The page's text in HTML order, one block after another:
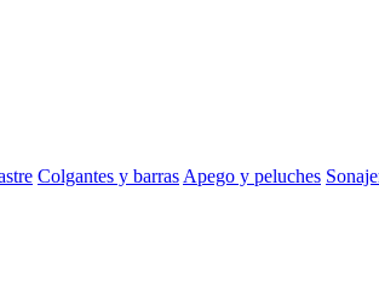
Colgantes y barras Apego y peluches